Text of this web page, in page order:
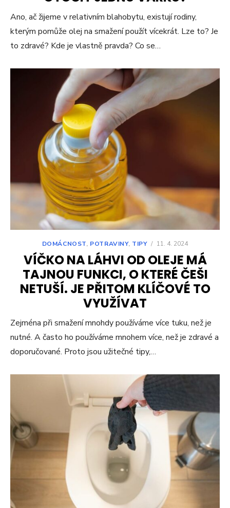
Ano, ač žijeme v relativním blahobytu, existují rodiny,
kterým pomůže olej na smažení použít vícekrát. Lze to? Je
to zdravé? Kde je vlastně pravda? Co se…
DOMÁCNOST, POTRAVINY, TIPY / 11. 4. 2024
VÍČKO NA LÁHVI OD OLEJE MÁ
TAJNOU FUNKCI, O KTERÉ ČEŠI
NETUŠÍ. JE PŘITOM KLÍČOVÉ TO
VYUŽÍVAT
Zejména při smažení mnohdy používáme více tuku, než je
nutné. A často ho používáme mnohem více, než je zdravé a
doporučované. Proto jsou užitečné tipy,…